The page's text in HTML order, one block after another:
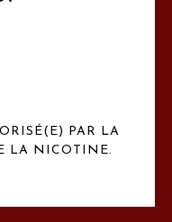
PAR LA
LA NICOTINE.